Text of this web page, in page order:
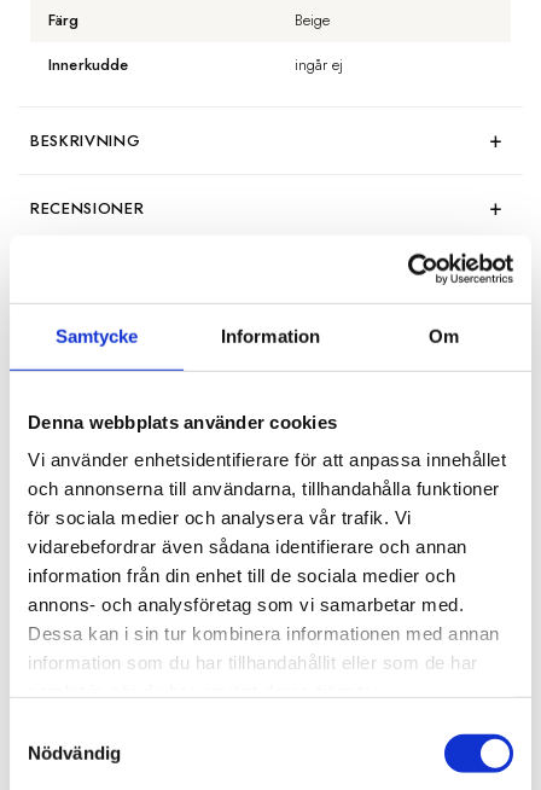
Samtycke Information Om
Denna webbplats använder cookies
Vi använder enhetsidentifierare för att anpassa innehållet
och annonserna till användarna, tillhandahålla funktioner
för sociala medier och analysera vår trafik. Vi
vidarebefordrar även sådana identifierare och annan
information från din enhet till de sociala medier och
annons- och analysföretag som vi samarbetar med.
Dessa kan i sin tur kombinera informationen med annan
information som du har tillhandahållit eller som de har
Nödvändig
Färg
Beige
Innerkudde
ingår ej
BESKRIVNING
RECENSIONER
Lägsta pris under de senaste 30 dagarna:
30 dagars öppet köp - gäller ej företagskunder eller beställningsvaror
VISA ALLT INOM KUDDFODRAL
SE HELA VARUMÄRKET
Tillhörande produkter